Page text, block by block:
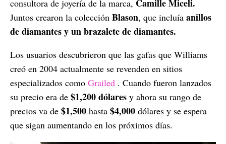
consultora de joyería de la marca, Camille Miceli.
Juntos crearon la colección Blason, que incluía anillos
de diamantes y un brazalete de diamantes.
Los usuarios descubrieron que las gafas que Williams
creó en 2004 actualmente se revenden en sitios
especializados como Grailed . Cuando fueron lanzados
su precio era de $1,200 dólares y ahora su rango de
precios va de $1,500 hasta $4,000 dólares y se espera
que sigan aumentando en los próximos días.